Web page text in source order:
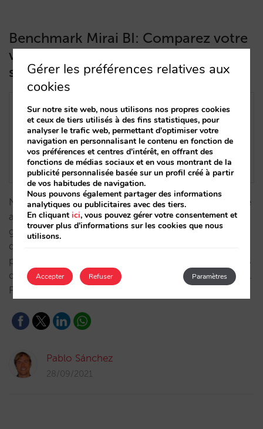
Benchmark Mirai BI: Comparez votre
vente directe à celle d’hôtels
similaires
Nous améliorons notre outil de Business Intelligence
avec la possibilité de comparer votre hôtel à un
groupe d’hôtels similaire afin que vous puissiez
détecter des aspects concrets présentant un
potentiel d’amélioration. Inclus pour tous nos clients
des moteurs de recherche et accessible via l’extranet.
Profitez-en !…
Pablo Sánchez
28/09/2021
Gérer les préférences relatives aux
cookies
Sur notre site web, nous utilisons nos propres cookies
et ceux de tiers utilisés à des fins statistiques, pour
analyser le trafic web, permettant d'optimiser votre
navigation en personnalisant le contenu en fonction de
vos préférences et centres d'intérêt, en offrant des
fonctions de médias sociaux et en vous montrant de la
publicité personnalisée basée sur un profil créé à partir
de vos habitudes de navigation.
Nous pouvons également partager des informations
analytiques ou publicitaires avec des tiers.
En cliquantici, vous pouvez gérer votre consentement et
trouver plus d'informations sur les cookies que nous
utilisons.
Accepter Paramètres
Refuser